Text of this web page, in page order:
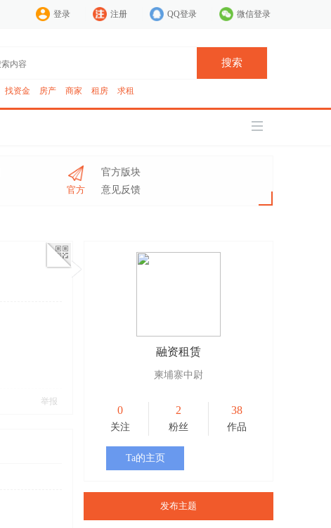
登录 注册 QQ登录 微信登录
搜索
找资金 房产 商家 租房 求租
官方
官方版块
意见反馈
举报
融资租赁
柬埔寨中尉
0
关注
2
粉丝
38
作品
Ta的主页
发布主题